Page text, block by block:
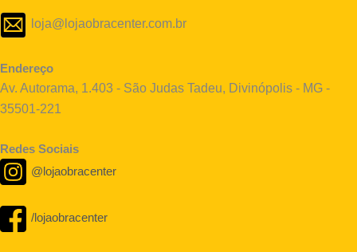
loja@lojaobracenter.com.br
Endereço
Av. Autorama, 1.403 - São Judas Tadeu, Divinópolis - MG -
35501-221
Redes Sociais
@lojaobracenter
/lojaobracenter